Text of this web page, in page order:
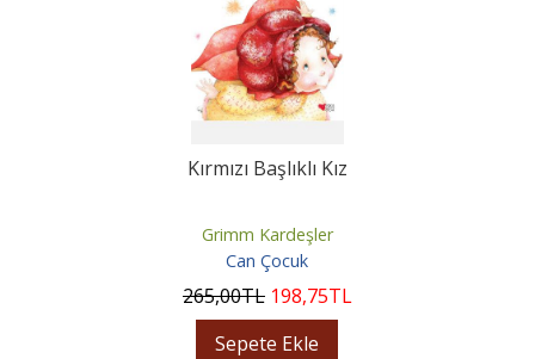
Kırmızı Başlıklı Kız
Grimm Kardeşler
Can Çocuk
265,00TL 198,75TL
Sepete Ekle